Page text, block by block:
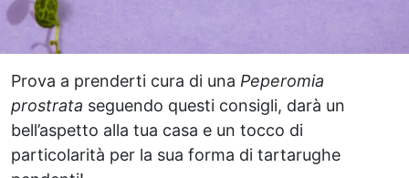
Prova a prenderti cura di una Peperomia
prostrata seguendo questi consigli, darà un
bell’aspetto alla tua casa e un tocco di
particolarità per la sua forma di tartarughe